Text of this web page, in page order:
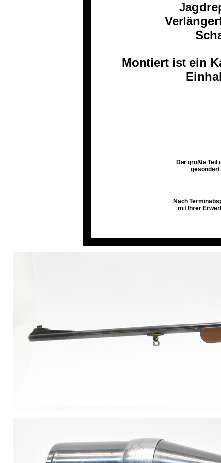
Montiert ist ein
Der größte Teil
Nach
mit Ihrer